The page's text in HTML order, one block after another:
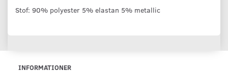
Stof: 90% polyester 5% elastan 5% metallic
INFORMATIONER